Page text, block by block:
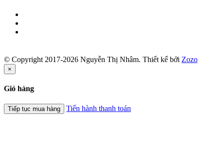
© Copyright 2017-2026 Nguyễn Thị Nhâm. Thiết kế bởi Zozo
×
Giỏ hàng
Tiếp tục mua hàng Tiến hành thanh toán